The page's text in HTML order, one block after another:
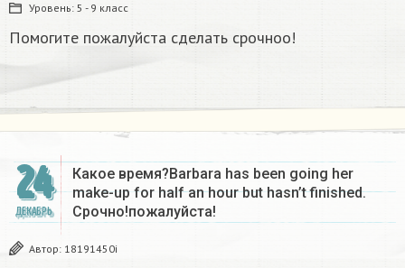
Уровень: 5 - 9 класс
Помогите пожалуйста сделать срочноо!
24
ДЕКАБРЬ
Какое время?Barbara has been going her
make-up for half an hour but hasn’t finished.
Срочно!пожалуйста!
Автор: 18191450i